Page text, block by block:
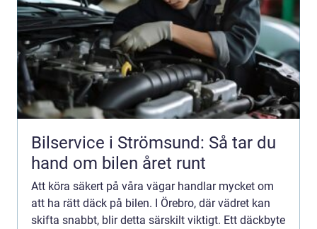
Bilservice i Strömsund: Så tar du
hand om bilen året runt
Att köra säkert på våra vägar handlar mycket om
att ha rätt däck på bilen. I Örebro, där vädret kan
skifta snabbt, blir detta särskilt viktigt. Ett däckbyte